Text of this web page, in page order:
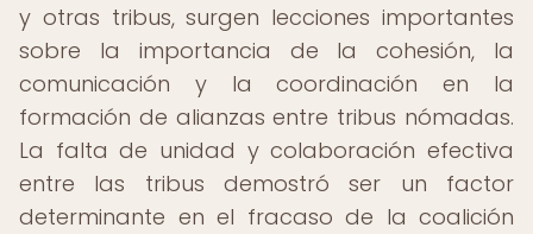
y otras tribus, surgen lecciones importantes
sobre la importancia de la cohesión, la
comunicación y la coordinación en la
formación de alianzas entre tribus nómadas.
La falta de unidad y colaboración efectiva
entre las tribus demostró ser un factor
determinante en el fracaso de la coalición